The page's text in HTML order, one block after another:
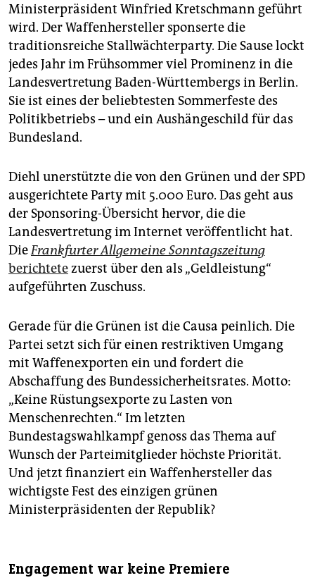
Ministerpräsident Winfried Kretschmann geführt
wird. Der Waffenhersteller sponserte die
traditionsreiche Stallwächterparty. Die Sause lockt
jedes Jahr im Frühsommer viel Prominenz in die
Landesvertretung Baden-Württembergs in Berlin.
Sie ist eines der beliebtesten Sommerfeste des
Politikbetriebs – und ein Aushängeschild für das
Bundesland.
Diehl unerstützte die von den Grünen und der SPD
ausgerichtete Party mit 5.000 Euro. Das geht aus
der Sponsoring-Übersicht hervor, die die
Landesvertretung im Internet veröffentlicht hat.
DieFrankfurter Allgemeine Sonntagszeitung
berichtetezuerst über den als „Geldleistung“
aufgeführten Zuschuss.
Gerade für die Grünen ist die Causa peinlich. Die
Partei setzt sich für einen restriktiven Umgang
mit Waffenexporten ein und fordert die
Abschaffung des Bundessicherheitsrates. Motto:
„Keine Rüstungsexporte zu Lasten von
Menschenrechten.“ Im letzten
Bundestagswahlkampf genoss das Thema auf
Wunsch der Parteimitglieder höchste Priorität.
Und jetzt finanziert ein Waffenhersteller das
wichtigste Fest des einzigen grünen
Ministerpräsidenten der Republik?
Engagement war keine Premiere